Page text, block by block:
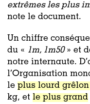
extrêmes les plus
note le document.
Un chiffre
du « 1m, 1m50» et
notre internaute.
l’Organisation
le plus lourd
kg, et le plus grand